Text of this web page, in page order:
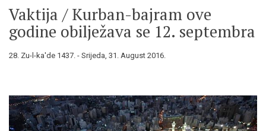
Vaktija / Kurban-bajram ove
godine obilježava se 12. septembra
28. Zu-l-ka'de 1437. - Srijeda, 31. August 2016.